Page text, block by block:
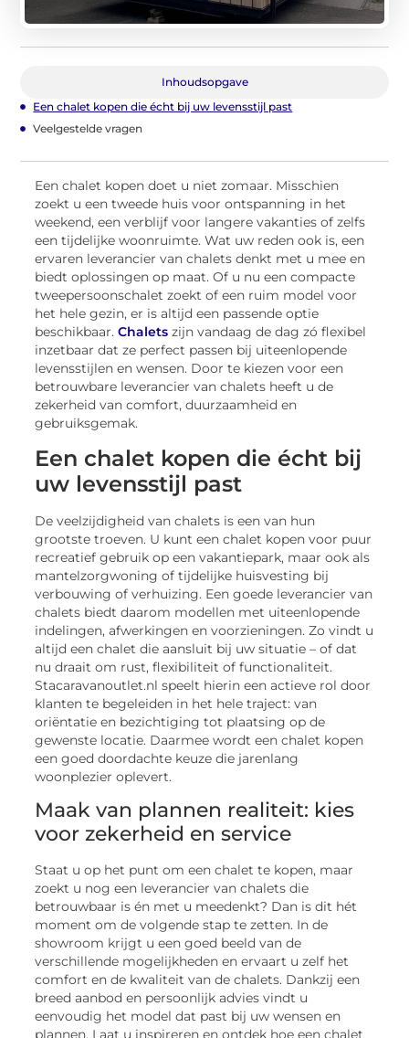
Inhoudsopgave
Een chalet kopen die écht bij uw levensstijl past
Veelgestelde vragen
Een chalet kopen doet u niet zomaar. Misschien
zoekt u een tweede huis voor ontspanning in het
weekend, een verblijf voor langere vakanties of zelfs
een tijdelijke woonruimte. Wat uw reden ook is, een
ervaren leverancier van chalets denkt met u mee en
biedt oplossingen op maat. Of u nu een compacte
tweepersoonschalet zoekt of een ruim model voor
het hele gezin, er is altijd een passende optie
beschikbaar.Chalets zijn vandaag de dag zó flexibel
inzetbaar dat ze perfect passen bij uiteenlopende
levensstijlen en wensen. Door te kiezen voor een
betrouwbare leverancier van chalets heeft u de
zekerheid van comfort, duurzaamheid en
gebruiksgemak.
Een chalet kopen die écht bij
uw levensstijl past
De veelzijdigheid van chalets is een van hun
grootste troeven. U kunt een chalet kopen voor puur
recreatief gebruik op een vakantiepark, maar ook als
mantelzorgwoning of tijdelijke huisvesting bij
verbouwing of verhuizing. Een goede leverancier van
chalets biedt daarom modellen met uiteenlopende
indelingen, afwerkingen en voorzieningen. Zo vindt u
altijd een chalet die aansluit bij uw situatie – of dat
nu draait om rust, flexibiliteit of functionaliteit.
Stacaravanoutlet.nl speelt hierin een actieve rol door
klanten te begeleiden in het hele traject: van
oriëntatie en bezichtiging tot plaatsing op de
gewenste locatie. Daarmee wordt een chalet kopen
een goed doordachte keuze die jarenlang
woonplezier oplevert.
Maak van plannen realiteit: kies
voor zekerheid en service
Staat u op het punt om een chalet te kopen, maar
zoekt u nog een leverancier van chalets die
betrouwbaar is én met u meedenkt? Dan is dit hét
moment om de volgende stap te zetten. In de
showroom krijgt u een goed beeld van de
verschillende mogelijkheden en ervaart u zelf het
comfort en de kwaliteit van de chalets. Dankzij een
breed aanbod en persoonlijk advies vindt u
eenvoudig het model dat past bij uw wensen en
plannen. Laat u inspireren en ontdek hoe een chalet